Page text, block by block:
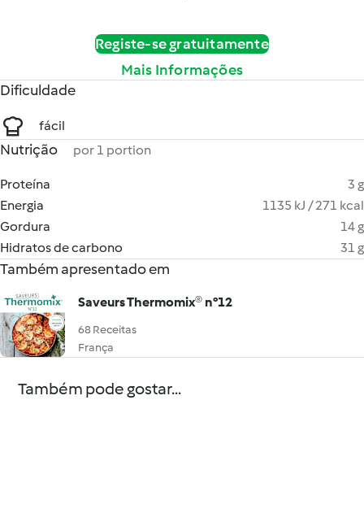
Registe-se gratuitamente
Mais Informações
Dificuldade
fácil
Nutrição por 1 portion
Proteína
3 g
Energia
1135 kJ / 271 kcal
Gordura
14 g
Hidratos de carbono
31 g
Também apresentado em
Saveurs Thermomix® n°12
68 Receitas
França
Também pode gostar...